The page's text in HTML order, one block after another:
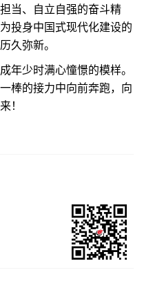
当、自立自强的奋斗精
投身中国式现代化建设的
久弥新。
少时满心憧憬的模样。
棒的接力中向前奔跑，向
！